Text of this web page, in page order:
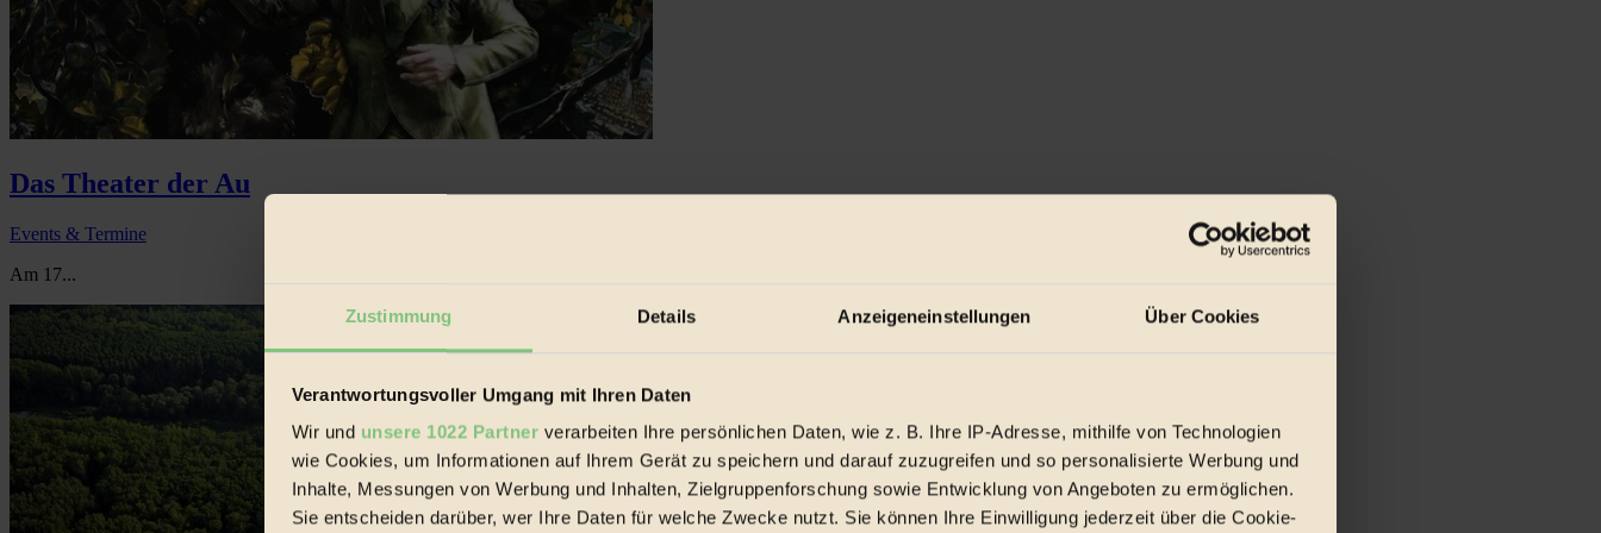
Zustimmung Details Anzeigeneinstellungen Über Cookies
Verantwortungsvoller Umgang mit Ihren Daten
Wir und unsere 1022 Partner verarbeiten Ihre persönlichen Daten, wie z. B. Ihre IP-Adresse, mithilfe von Technologien
wie Cookies, um Informationen auf Ihrem Gerät zu speichern und darauf zuzugreifen und so personalisierte Werbung und
Inhalte, Messungen von Werbung und Inhalten, Zielgruppenforschung sowie Entwicklung von Angeboten zu ermöglichen.
Sie entscheiden darüber, wer Ihre Daten für welche Zwecke nutzt. Sie können Ihre Einwilligung jederzeit über die Cookie-
Das Theater der Au
Events & Termine
Am 17...